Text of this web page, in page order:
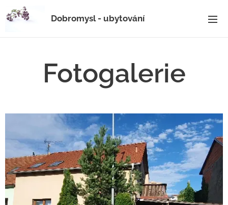
Dobromysl - ubytování
Fotogalerie